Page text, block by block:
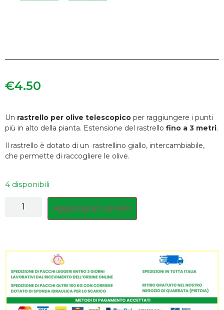
€4.50
Un rastrello per olive telescopico per raggiungere i punti
più in alto della pianta. Estensione del rastrello fino a 3 metri.
Il rastrello è dotato di un rastrellino giallo, intercambiabile,
che permette di raccogliere le olive.
4 disponibili
Aggiungi al carrello